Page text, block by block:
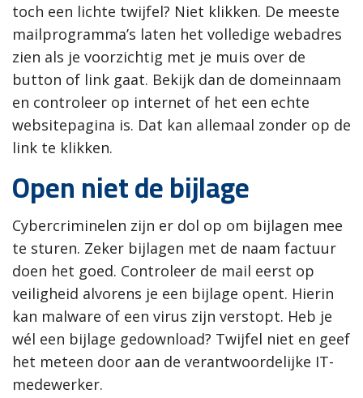
toch een lichte twijfel? Niet klikken. De meeste
mailprogramma’s laten het volledige webadres
zien als je voorzichtig met je muis over de
button of link gaat. Bekijk dan de domeinnaam
en controleer op internet of het een echte
websitepagina is. Dat kan allemaal zonder op de
link te klikken.
Open niet de bijlage
Cybercriminelen zijn er dol op om bijlagen mee
te sturen. Zeker bijlagen met de naam factuur
doen het goed. Controleer de mail eerst op
veiligheid alvorens je een bijlage opent. Hierin
kan malware of een virus zijn verstopt. Heb je
wél een bijlage gedownload? Twijfel niet en geef
het meteen door aan de verantwoordelijke IT-
medewerker.